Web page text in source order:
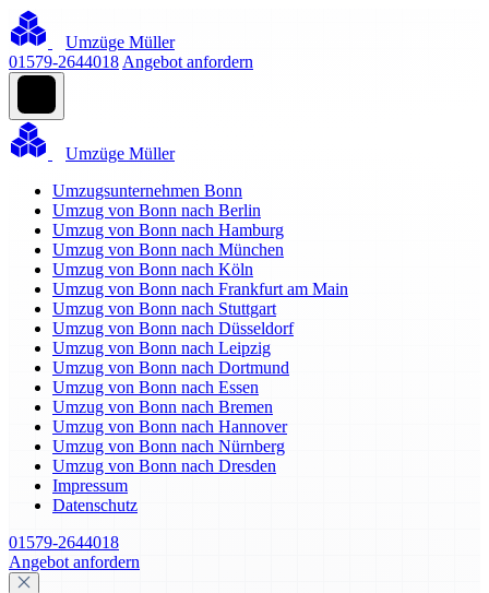
Umzüge Müller
01579-2644018 Angebot anfordern
Umzüge Müller
Umzugsunternehmen Bonn
Umzug von Bonn nach Berlin
Umzug von Bonn nach Hamburg
Umzug von Bonn nach München
Umzug von Bonn nach Köln
Umzug von Bonn nach Frankfurt am Main
Umzug von Bonn nach Stuttgart
Umzug von Bonn nach Düsseldorf
Umzug von Bonn nach Leipzig
Umzug von Bonn nach Dortmund
Umzug von Bonn nach Essen
Umzug von Bonn nach Bremen
Umzug von Bonn nach Hannover
Umzug von Bonn nach Nürnberg
Umzug von Bonn nach Dresden
Impressum
Datenschutz
01579-2644018
Angebot anfordern